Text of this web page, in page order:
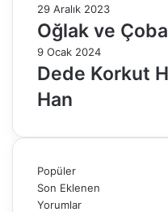
29 Aralık 2023
Oğlak ve
9 Ocak 2024
Dede Korkut
Han
Popüler
Son Eklenen
Yorumlar